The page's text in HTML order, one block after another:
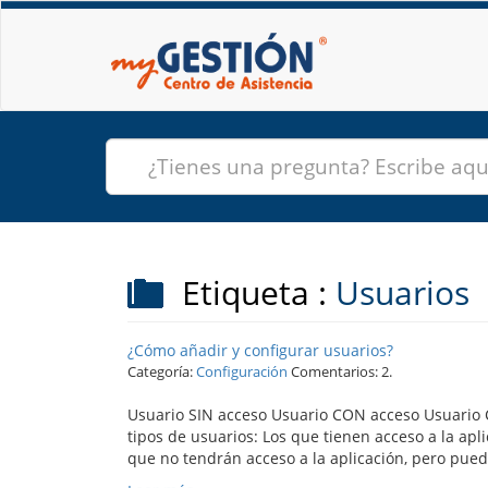
Etiqueta : Usuarios
¿Cómo añadir y configurar usuarios?
Categoría:Configuración Comentarios: 2.
Usuario SIN acceso Usuario CON acceso
tipos de usuarios: Los que tienen acceso a la
que no tendrán acceso a la aplicación, pero